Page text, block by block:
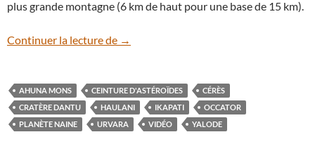
plus grande montagne (6 km de haut pour une base de 15 km).
Continuer la lecture de En vidéo : le survol en couleurs de la
→
AHUNA MONS CEINTURE D'ASTÉROÏDES
CÉRÈS
CRATÈRE DANTU
HAULANI IKAPATI
OCCATOR
PLANÈTE NAINE
URVARA VIDÉO YALODE